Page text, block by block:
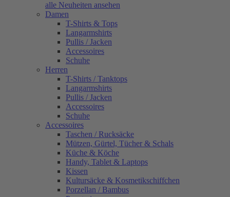
alle Neuheiten ansehen
Damen
T-Shirts & Tops
Langarmshirts
Pullis / Jacken
Accessoires
Schuhe
Herren
T-Shirts / Tanktops
Langarmshirts
Pullis / Jacken
Accessoires
Schuhe
Accessoires
Taschen / Rucksäcke
Mützen, Gürtel, Tücher & Schals
Küche & Köche
Handy, Tablet & Laptops
Kissen
Kultursäcke & Kosmetikschiffchen
Porzellan / Bambus